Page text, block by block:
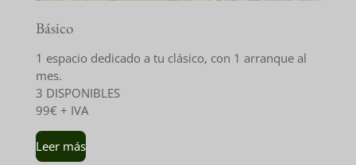
Básico
1 espacio dedicado a tu clásico, con 1 arranque al
mes.
3 DISPONIBLES
99€ + IVA
Leer más